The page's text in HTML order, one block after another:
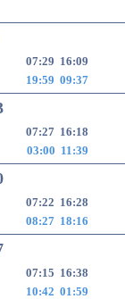
07:29 16:09
19:59 09:37
07:27 16:18
03:00 11:39
07:22 16:28
08:27 18:16
07:15 16:38
10:42 01:59